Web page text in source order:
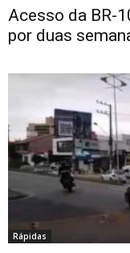
Acesso da BR-
por duas
Rápidas